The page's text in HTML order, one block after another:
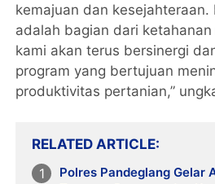
kemajuan dan kesejahteraan.
adalah bagian dari
kami akan terus bersinergi
program yang bertujuan
produktivitas pertanian,”
RELATED ARTICLE
Polres Pandeglang Gelar